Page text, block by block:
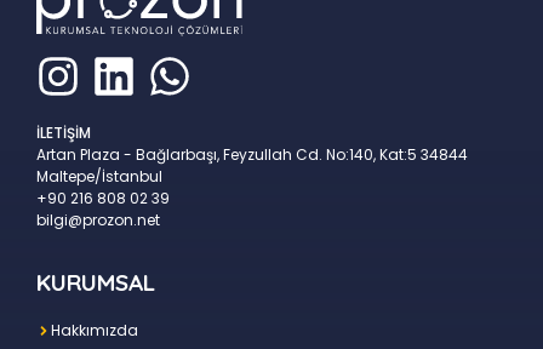
İLETİŞİM
Artan Plaza - Bağlarbaşı, Feyzullah Cd. No:140, Kat:5 34844
Maltepe/İstanbul
+90 216 808 02 39
bilgi@prozon.net
KURUMSAL
Hakkımızda